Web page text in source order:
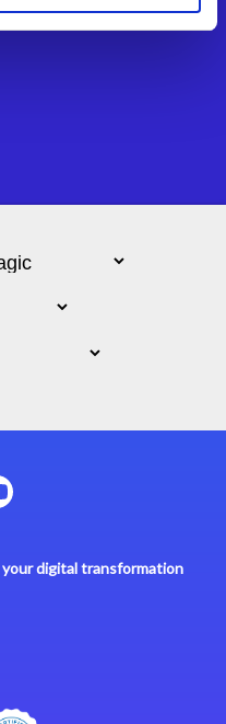
digital transformation